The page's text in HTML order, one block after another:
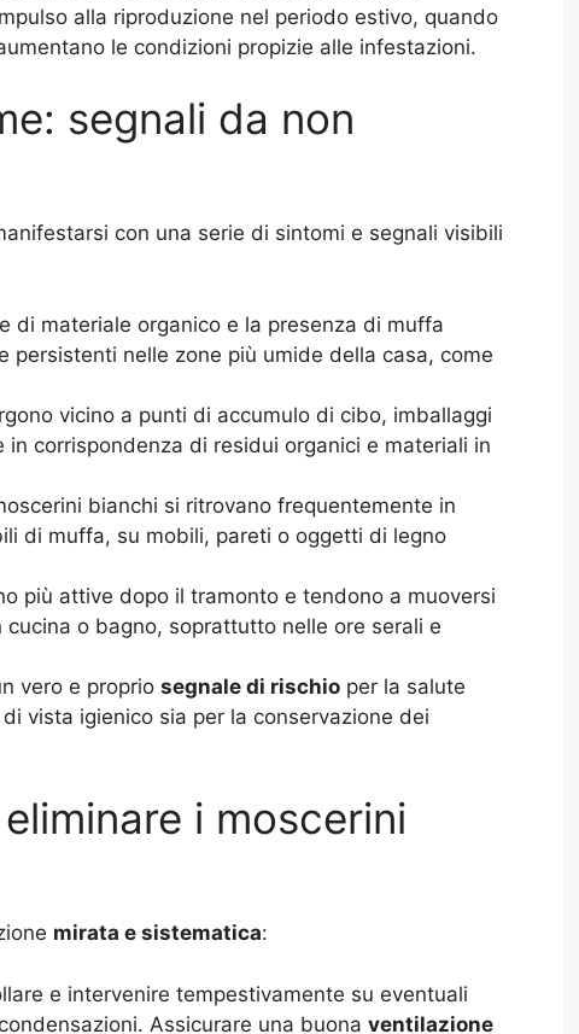
alla riproduzione nel periodo estivo, quando
le condizioni propizie alle infestazioni.
segnali da non
con una serie di sintomi e segnali visibili
di materiale organico e la presenza di muffa
persistenti nelle zone più umide della casa, come
vicino a punti di accumulo di cibo, imballaggi
corrispondenza di residui organici e materiali in
bianchi si ritrovano frequentemente in
di muffa, su mobili, pareti o oggetti di legno
più attive dopo il tramonto e tendono a muoversi
o bagno, soprattutto nelle ore serali e
vero e proprio segnale di rischio per la salute
vista igienico sia per la conservazione dei
i moscerini
mirata e sistematica:
e intervenire tempestivamente su eventuali
Assicurare una buona ventilazione